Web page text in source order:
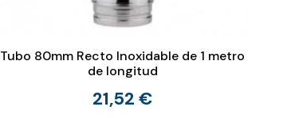
Tubo 80mm Recto Inoxidable de 1 metro
de longitud
21,52 €